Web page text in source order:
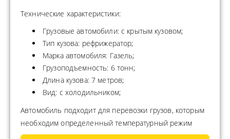
Технические характеристики:
Грузовые автомобили: с крытым кузовом;
Тип кузова: рефрижератор;
Марка автомобиля: Газель;
Грузоподъемность: 6 тонн;
Длина кузова: 7 метров;
Вид: с холодильником;
Автомобиль подходит для перевозки грузов, которым
необходим определенный температурный режим